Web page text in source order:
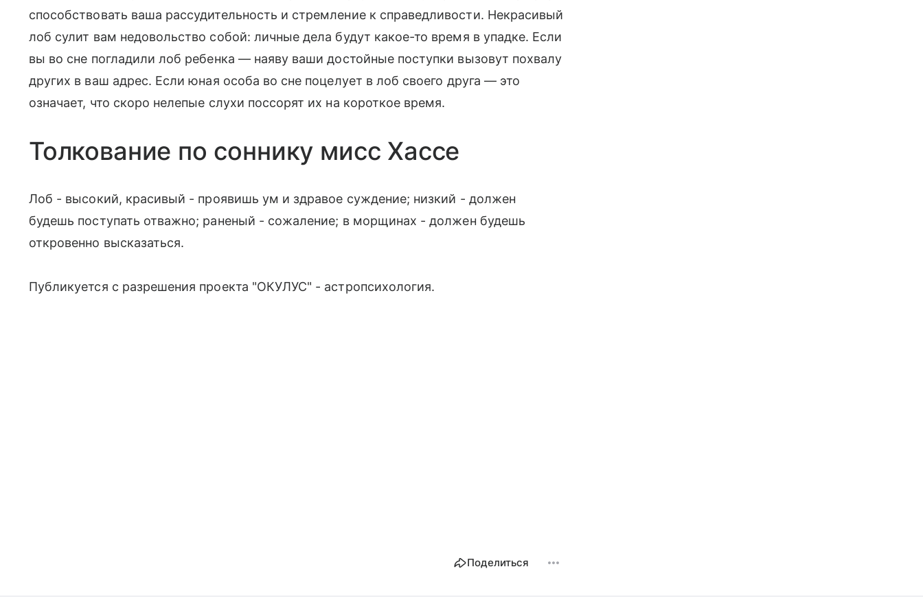
способствовать ваша рассудительность и стремление к справедливости. Некрасивый
лоб сулит вам недовольство собой: личные дела будут какое-то время в упадке. Если
вы во сне погладили лоб ребенка — наяву ваши достойные поступки вызовут похвалу
других в ваш адрес. Если юная особа во сне поцелует в лоб своего друга — это
означает, что скоро нелепые слухи поссорят их на короткое время.
Толкование по соннику мисс Хассе
Лоб - высокий, красивый - проявишь ум и здравое суждение; низкий - должен
будешь поступать отважно; раненый - сожаление; в морщинах - должен будешь
откровенно высказаться.
Публикуется с разрешения проекта "ОКУЛУС" - астропсихология.
Поделиться